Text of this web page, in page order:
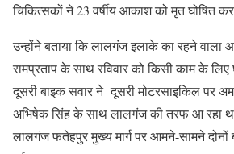
चिकित्सकों ने 23 वर्षीय आकाश को मृत घोषित कर
उन्होंने बताया कि लालगंज इलाके का रहने वाला
रामप्रताप के साथ रविवार को किसी काम के
दूसरी बाइक सवार ने दूसरी मोटरसाइकिल पर
अभिषेक सिंह के साथ लालगंज की तरफ आ रहा
लालगंज फतेहपुर मुख्य मार्ग पर आमने-सामने दोनों